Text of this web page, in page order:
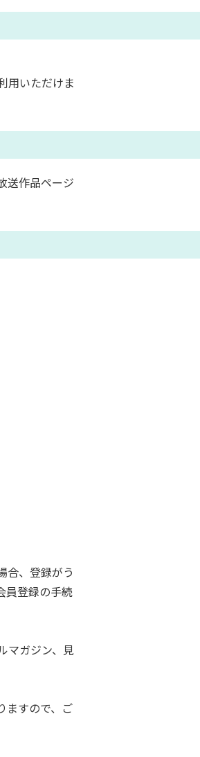
用いただけま
送作品ページ
合、登録がう
員登録の手続
マガジン、見
ますので、ご